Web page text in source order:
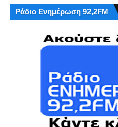
Ράδιο Ενημέρωση 92,2FM